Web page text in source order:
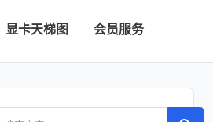
显卡天梯图 会员服务